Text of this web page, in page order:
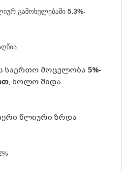
გამოხულებაში 5.3%-
საერთო მოცულობა 5%-
, ხოლო შიდა
წლიური ზრდა